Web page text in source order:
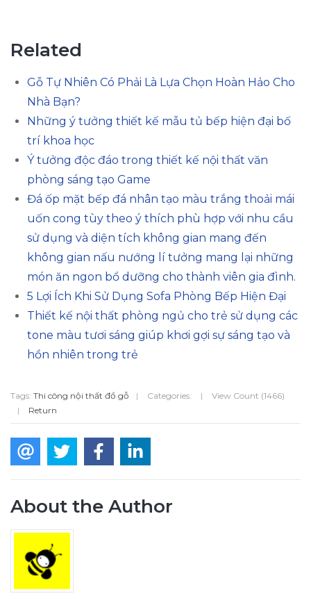
Related
Gỗ Tự Nhiên Có Phải Là Lựa Chọn Hoàn Hảo Cho
Nhà Bạn?
Những ý tưởng thiết kế mẫu tủ bếp hiện đại bố
trí khoa học
Ý tưởng độc đáo trong thiết kế nội thất văn
phòng sáng tạo Game
Đá ốp mặt bếp đá nhân tạo màu trắng thoải mái
uốn cong tùy theo ý thích phù hợp với nhu cầu
sử dụng và diện tích không gian mang đến
không gian nấu nướng lí tưởng mang lại những
món ăn ngon bổ dưỡng cho thành viên gia đình.
5 Lợi Ích Khi Sử Dụng Sofa Phòng Bếp Hiện Đại
Thiết kế nội thất phòng ngủ cho trẻ sử dụng các
tone màu tươi sáng giúp khơi gợi sự sáng tạo và
hồn nhiên trong trẻ
Tags: Thi công nội thất đồ gỗ | Categories: |
View Count (1466)
|
Return
About the Author